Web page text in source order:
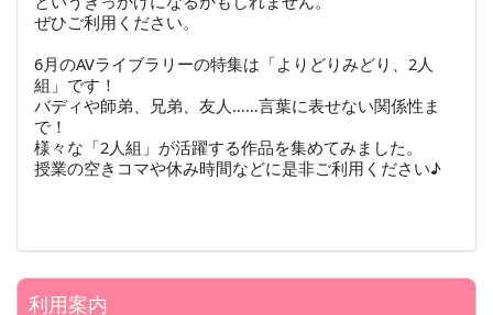
ぜひご利用ください。
6月のAVライブラリーの特集は「よりどりみどり、2人
組」です！
バディや師弟、兄弟、友人……言葉に表せない関係性ま
で！
様々な「2人組」が活躍する作品を集めてみました。
授業の空きコマや休み時間などに是非ご利用ください♪
利用案内